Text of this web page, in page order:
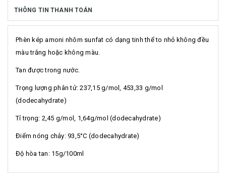
THÔNG TIN THANH TOÁN
Phèn kép amoni nhôm sunfat có dạng tinh thể to nhỏ không đều
màu trắng hoặc không màu.
Tan được trong nước.
Trọng lượng phân tử: 237,15 g/mol, 453,33 g/mol
(dodecahydrate)
Tỉ trọng: 2,45 g/mol, 1,64g/mol (dodecahydrate)
Điểm nóng chảy: 93,5°C (dodecahydrate)
Độ hòa tan: 15g/100ml